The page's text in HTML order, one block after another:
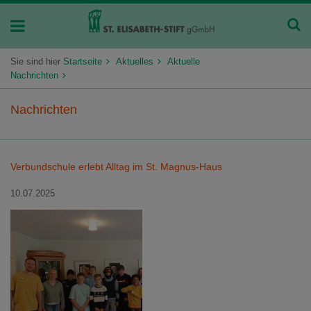
Sie sind hier Startseite Aktuelles
Aktuelle
Nachrichten
Nachrichten
Verbundschule erlebt Alltag im St. Magnus-Haus
10.07.2025